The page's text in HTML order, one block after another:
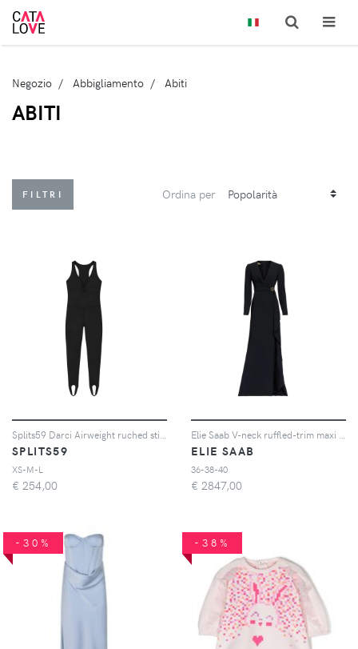
Negozio Abbigliamento Abiti
ABITI
FILTRI Ordina per
Splits59 Darci Airweight ruched stirrup jumpsuit - Nero
SPLITS59
XS-M-L
€ 254,00
Elie Saab V-neck ruffled-trim maxi dress - Nero
ELIE SAAB
36-38-40
€ 2847,00
-30% -38%